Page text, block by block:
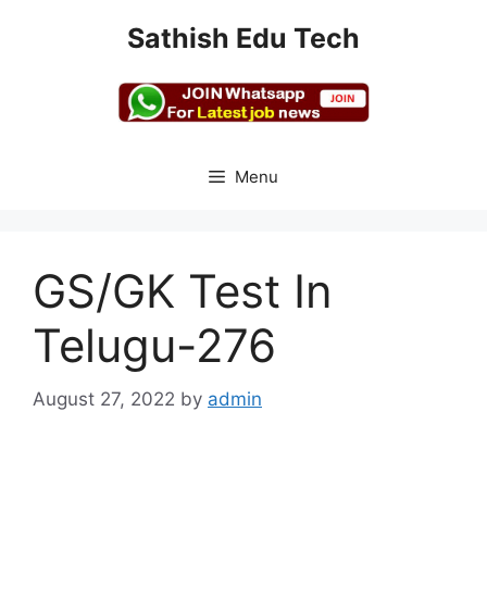
Sathish Edu Tech
Menu
GS/GK Test In
Telugu-276
August 27, 2022 by admin